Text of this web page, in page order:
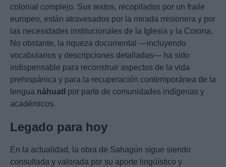
colonial complejo. Sus textos, recopilados por un fraile
europeo, están atravesados por la mirada misionera y por
las necesidades institucionales de la Iglesia y la Corona.
No obstante, la riqueza documental —incluyendo
vocabularios y descripciones detalladas— ha sido
indispensable para reconstruir aspectos de la vida
prehispánica y para la recuperación contemporánea de la
lengua náhuatl por parte de comunidades indígenas y
académicos.
Legado para hoy
En la actualidad, la obra de Sahagún sigue siendo
consultada y valorada por su aporte lingüístico y